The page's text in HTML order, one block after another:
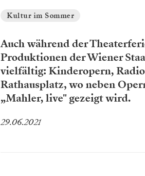
Kultur im Sommer
Auch während der
Produktionen der Wiener
vielfältig: Kinderopern,
Rathausplatz, wo neben
„Mahler, live" gezeigt wird.
29.06.2021